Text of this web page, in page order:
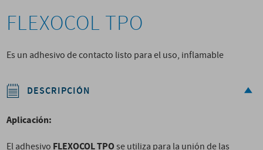
FLEXOCOL TPO
Es un adhesivo de contacto listo para el uso, inflamable
DESCRIPCIÓN
Aplicación:
El adhesivo FLEXOCOL TPOse utiliza para la unión de las